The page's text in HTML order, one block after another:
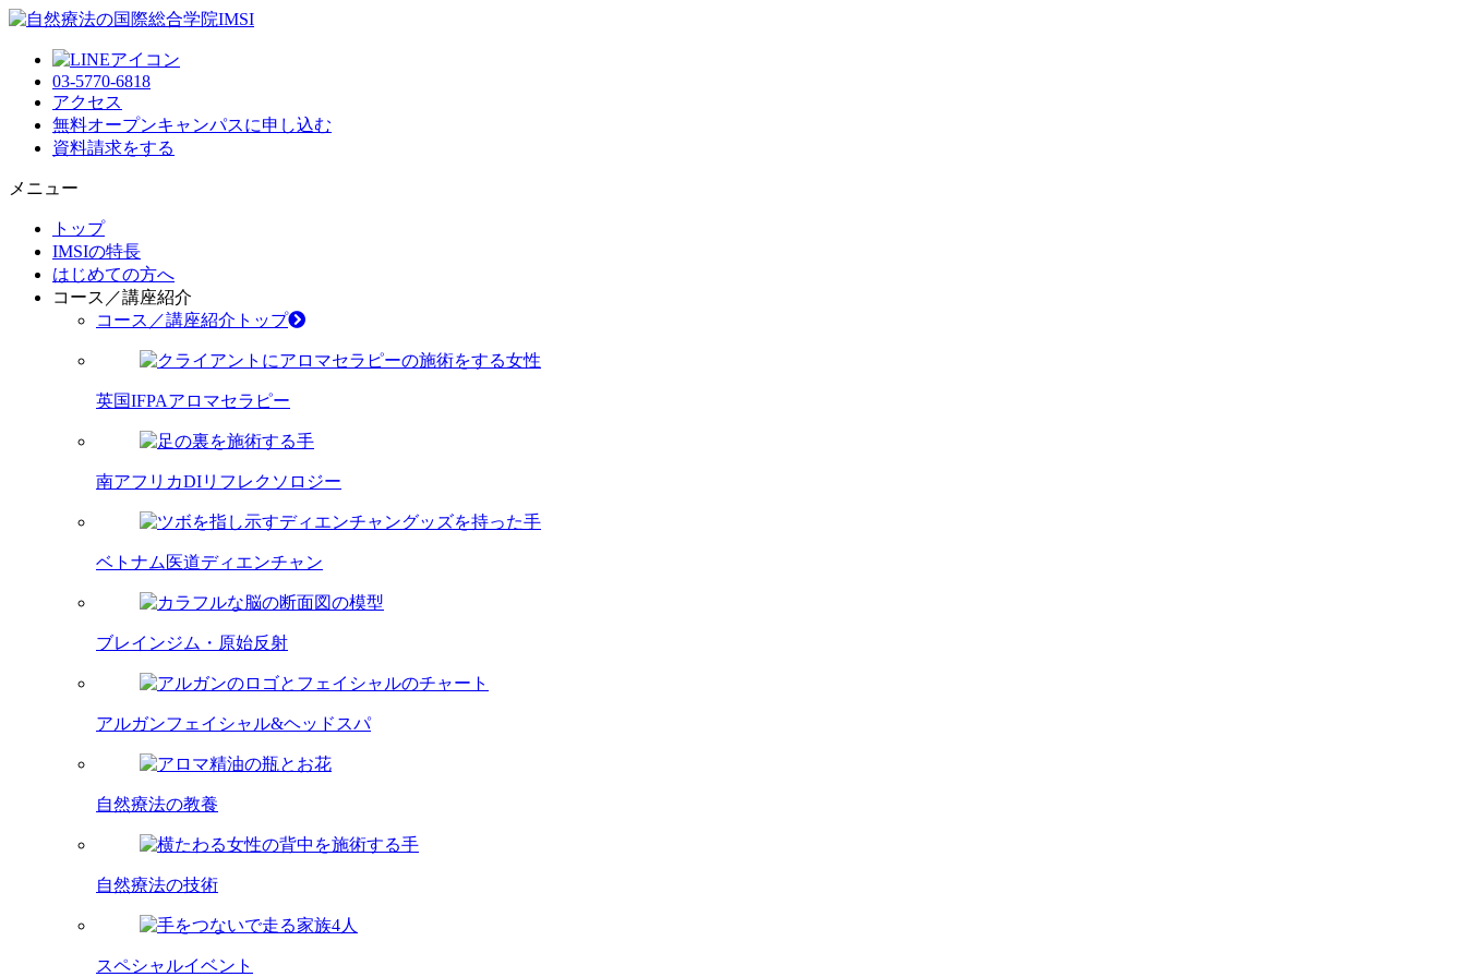
03-5770-6818
アクセス
無料オープンキャンパスに申し込む
資料請求をする
メニュー
トップ
IMSIの特長
はじめての方へ
コース／講座紹介
コース／講座紹介トップ
英国IFPAアロマセラピー
南アフリカDIリフレクソロジー
ベトナム医道ディエンチャン
ブレインジム・原始反射
アルガンフェイシャル&ヘッドスパ
自然療法の教養
自然療法の技術
スペシャルイベント